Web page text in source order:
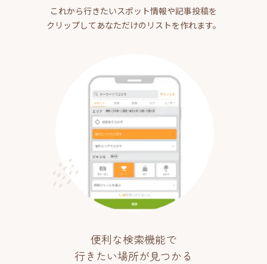
これから行きたいスポット情報や記事投稿を
クリップしてあなただけのリストを作れます。
便利な検索機能で
行きたい場所が見つかる